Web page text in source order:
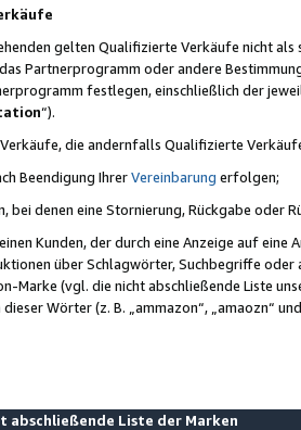
gelten Qualifizierte Verkäufe nicht
Partnerprogramm oder andere
festlegen, einschließlich der
“).
die andernfalls Qualifizierte
Beendigung IhrerVereinbarung erfolgen;
bei denen eine Stornierung, Rückgabe oder
Kunden, der durch eine Anzeige auf
über Schlagwörter, Suchbegriffe
Marke (vgl. die nicht abschließende Liste
Wörter (z. B. „ammazon“, „amaozn“
abschließende Liste der Marken